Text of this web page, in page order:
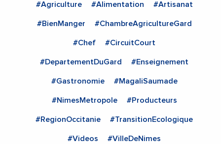
#Agriculture #Alimentation #Artisanat
#BienManger #ChambreAgricultureGard
#Chef #CircuitCourt
#DepartementDuGard #Enseignement
#Gastronomie #MagaliSaumade
#NimesMetropole #Producteurs
#RegionOccitanie #TransitionEcologique
#Videos #VilleDeNimes